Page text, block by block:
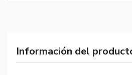
Información del